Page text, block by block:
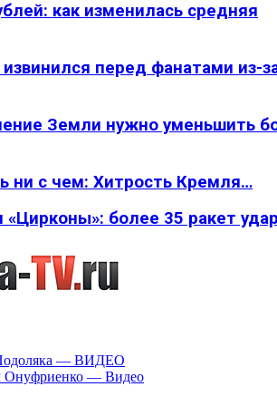
как изменилась средняя
перед фанатами из-
Земли нужно уменьшить
ни с чем: Хитрость Кремля…
«Цирконы»: более 35 ракет
— ВИДЕО
Онуфриенко — Видео